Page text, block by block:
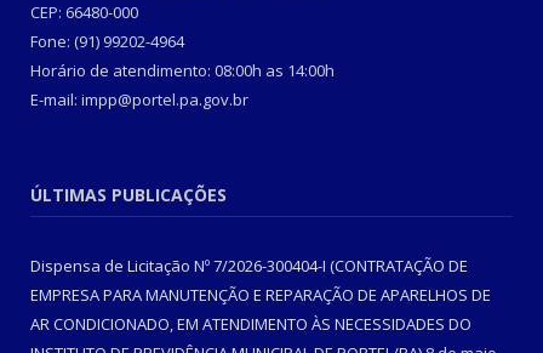
CEP: 66480-000
Fone: (91) 99202-4964
Horário de atendimento: 08:00h as 14:00h
E-mail: impp@portel.pa.gov.br
ÚLTIMAS PUBLICAÇÕES
Dispensa de Licitação Nº 7/2026-300404-I (CONTRATAÇÃO DE
EMPRESA PARA MANUTENÇÃO E REPARAÇÃO DE APARELHOS DE
AR CONDICIONADO, EM ATENDIMENTO ÀS NECESSIDADES DO